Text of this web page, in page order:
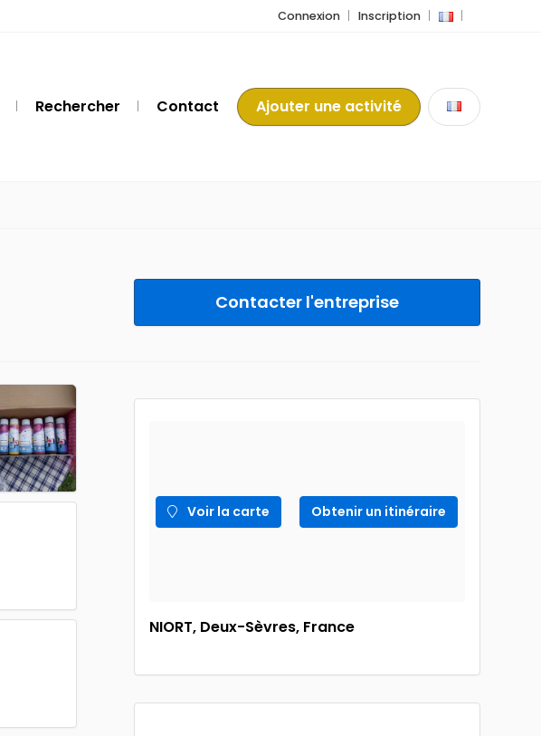
Connexion Inscription
Rechercher Contact Ajouter une activité
Contacter l'entreprise
Voir la carte Obtenir un itinéraire
NIORT, Deux-Sèvres, France